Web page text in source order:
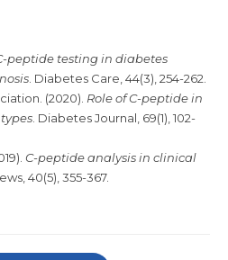
peptide testing in diabetes
. Diabetes Care, 44(3), 254-262.
(2020). Role of C-peptide in
. Diabetes Journal, 69(1), 102-
C-peptide analysis in clinical
40(5), 355-367.